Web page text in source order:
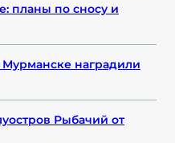
планы по сносу и
Мурманске наградили
Рыбачий от